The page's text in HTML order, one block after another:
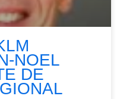
NOEL
DE